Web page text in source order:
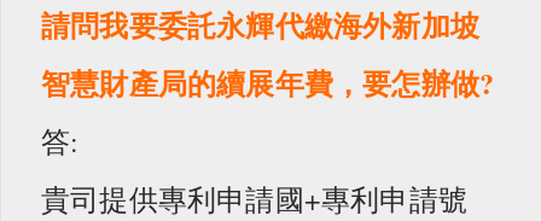
請問我要委託永輝代繳海外新加坡
智慧財產局的續展年費，要怎辦做?
答:
貴司提供專利申請國+專利申請號